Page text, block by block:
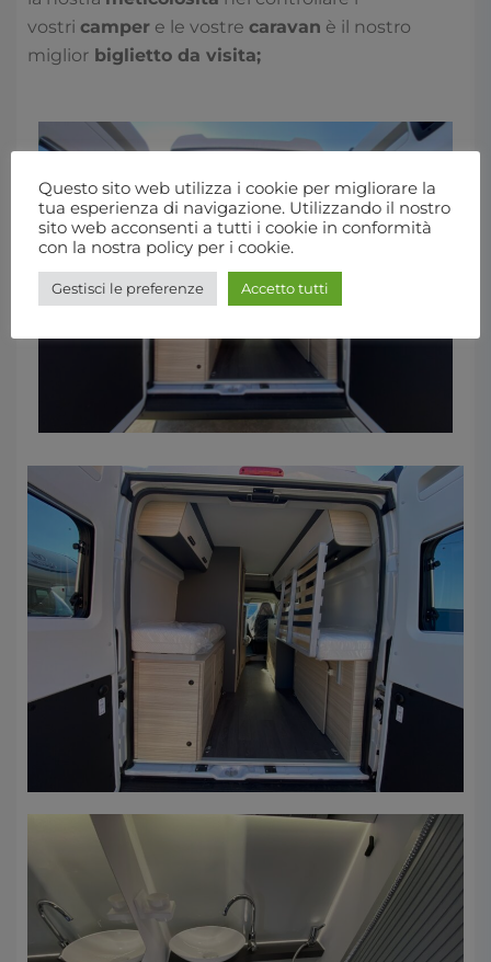
vostri camper e le vostre caravan è il nostro
miglior biglietto da visita;
Questo sito web utilizza i cookie per migliorare la
tua esperienza di navigazione. Utilizzando il nostro
sito web acconsenti a tutti i cookie in conformità
con la nostra policy per i cookie.
Gestisci le preferenze Accetto tutti